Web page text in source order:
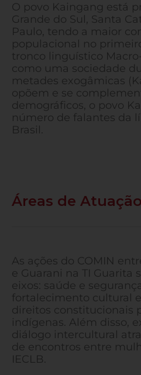
O povo Kaingang está
Grande do Sul, Santa
Paulo, tendo a maior
populacional no
tronco linguístico
como uma sociedade
metades exogâmicas
opõem e se
demográficos, o povo
número de falantes da
Brasil.
Áreas de Atuação
As ações do COMIN
e Guarani na TI Guarita
eixos: saúde e
fortalecimento cultural
direitos constitucionais
indígenas. Além disso,
diálogo intercultural
de encontros entre
IECLB.